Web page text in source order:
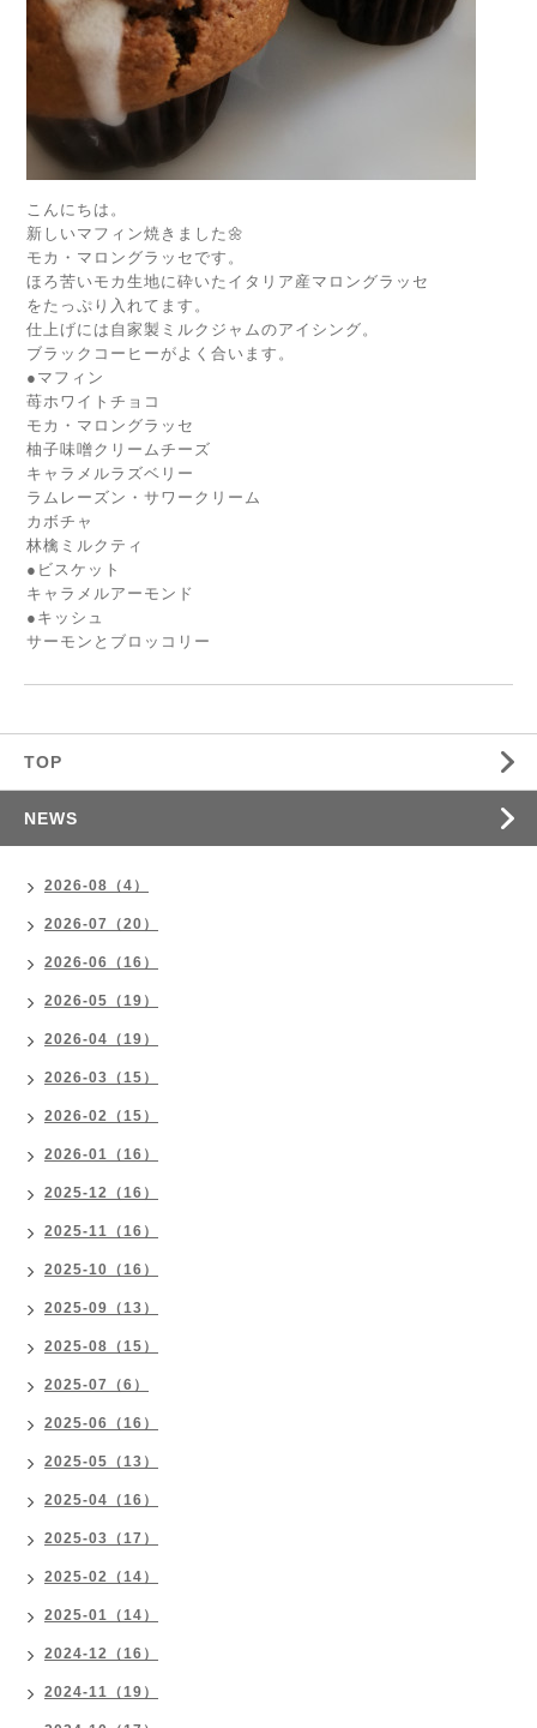
こんにちは。
新しいマフィン焼きました🌼
モカ・マロングラッセです。
ほろ苦いモカ生地に砕いたイタリア産マロングラッセ
をたっぷり入れてます。
仕上げには自家製ミルクジャムのアイシング。
ブラックコーヒーがよく合います。
●マフィン
苺ホワイトチョコ
モカ・マロングラッセ
柚子味噌クリームチーズ
キャラメルラズベリー
ラムレーズン・サワークリーム
カボチャ
林檎ミルクティ
●ビスケット
キャラメルアーモンド
●キッシュ
サーモンとブロッコリー
TOP
NEWS
2026-08（4）
2026-07（20）
2026-06（16）
2026-05（19）
2026-04（19）
2026-03（15）
2026-02（15）
2026-01（16）
2025-12（16）
2025-11（16）
2025-10（16）
2025-09（13）
2025-08（15）
2025-07（6）
2025-06（16）
2025-05（13）
2025-04（16）
2025-03（17）
2025-02（14）
2025-01（14）
2024-12（16）
2024-11（19）